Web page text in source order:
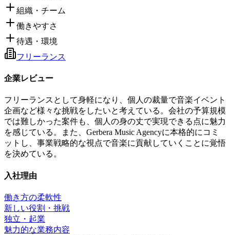
組織・チーム
働きやすさ
待遇・環境
フリーランス
企業レビュー
フリーランスとして身軽になり、個人の裁量で音楽イベント
企画など様々な挑戦をしたいと考えている。会社の予算規模
では難しかった案件も、個人の身の丈で実現できる点に魅力
を感じている。また、Gerbera Music Agencyに本格的にコミ
ットし、事業戦略的な視点で音楽に貢献していくことに覚悟
を決めている。
入社理由
働き方の柔軟性
新しい役割・挑戦
独立・起業
魅力的な業務内容